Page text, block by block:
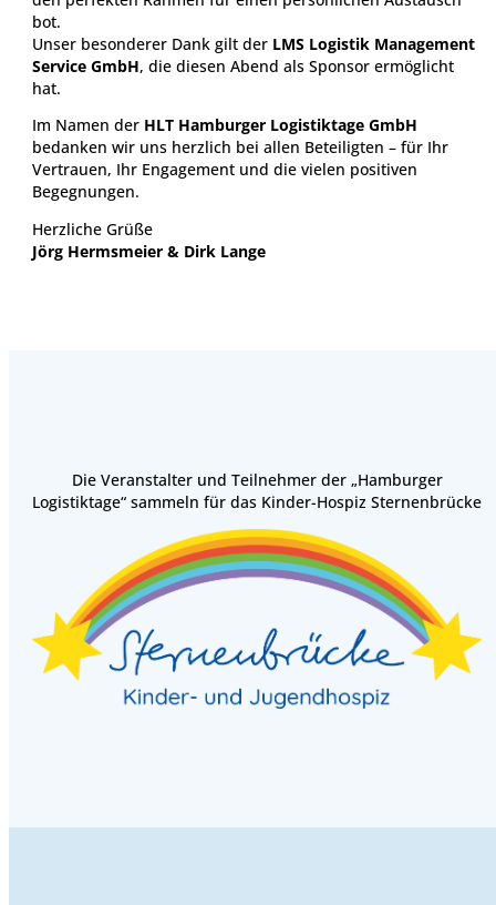
den perfekten Rahmen für einen persönlichen Austausch
bot.
Unser besonderer Dank gilt derLMS Logistik Management
Service GmbH
, die diesen Abend als Sponsor ermöglicht
Im Namen derHLT Hamburger Logistiktage GmbH
bedanken wir uns herzlich bei allen Beteiligten – für Ihr
Vertrauen, Ihr Engagement und die vielen positiven
Begegnungen.
Herzliche Grüße
Jörg Hermsmeier & Dirk Lange
Die Veranstalter und Teilnehmer der „Hamburger
Logistiktage“ sammeln für das Kinder-Hospiz Sternenbrücke